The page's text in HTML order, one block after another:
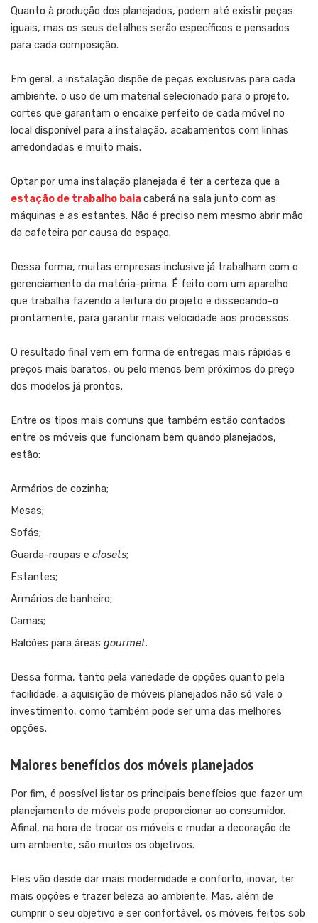
Quanto à produção dos planejados, podem até existir peças
iguais, mas os seus detalhes serão específicos e pensados
para cada composição.
Em geral, a instalação dispõe de peças exclusivas para cada
ambiente, o uso de um material selecionado para o projeto,
cortes que garantam o encaixe perfeito de cada móvel no
local disponível para a instalação, acabamentos com linhas
arredondadas e muito mais.
Optar por uma instalação planejada é ter a certeza que a
estação de trabalho baiacaberá na sala junto com as
máquinas e as estantes. Não é preciso nem mesmo abrir mão
da cafeteira por causa do espaço.
Dessa forma, muitas empresas inclusive já trabalham com o
gerenciamento da matéria-prima. É feito com um aparelho
que trabalha fazendo a leitura do projeto e dissecando-o
prontamente, para garantir mais velocidade aos processos.
O resultado final vem em forma de entregas mais rápidas e
preços mais baratos, ou pelo menos bem próximos do preço
dos modelos já prontos.
Entre os tipos mais comuns que também estão contados
entre os móveis que funcionam bem quando planejados,
estão:
Armários de cozinha;
Mesas;
Sofás;
Guarda-roupas e closets;
Estantes;
Armários de banheiro;
Camas;
Balcões para áreas gourmet.
Dessa forma, tanto pela variedade de opções quanto pela
facilidade, a aquisição de móveis planejados não só vale o
investimento, como também pode ser uma das melhores
opções.
Maiores benefícios dos móveis planejados
Por fim, é possível listar os principais benefícios que fazer um
planejamento de móveis pode proporcionar ao consumidor.
Afinal, na hora de trocar os móveis e mudar a decoração de
um ambiente, são muitos os objetivos.
Eles vão desde dar mais modernidade e conforto, inovar, ter
mais opções e trazer beleza ao ambiente. Mas, além de
cumprir o seu objetivo e ser confortável, os móveis feitos sob